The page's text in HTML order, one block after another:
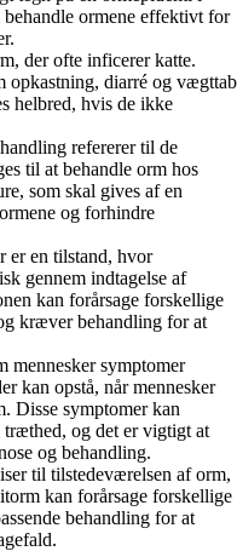
ormene effektivt for
der ofte inficerer katte.
opkastning, diarré og vægttab
helbred, hvis de ikke
refererer til de
til at behandle orm hos
som skal gives af en
og forhindre
er en tilstand, hvor
gennem indtagelse af
kan forårsage forskellige
kræver behandling for at
mennesker symptomer
kan opstå, når mennesker
Disse symptomer kan
træthed, og det er vigtigt at
og behandling.
til tilstedeværelsen af orm,
kan forårsage forskellige
behandling for at